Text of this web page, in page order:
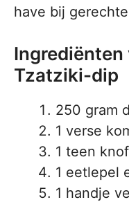
have bij
Tzatziki-dip
250 gram
1 verse
1 teen
1 eetlepel
1 handje